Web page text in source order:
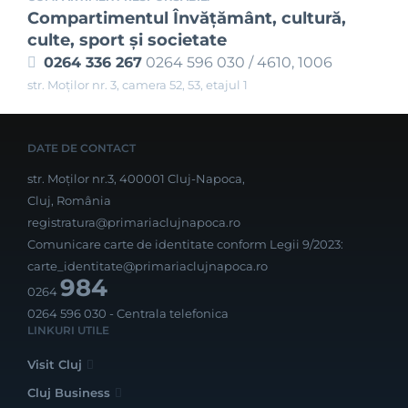
Compartimentul Învăţământ, cultură,
culte, sport şi societate
0264 336 267 0264 596 030 / 4610, 1006
str. Moților nr. 3, camera 52, 53, etajul 1
DATE DE CONTACT
str. Moților nr.3, 400001 Cluj-Napoca,
Cluj, România
registratura@primariaclujnapoca.ro
Comunicare carte de identitate conform Legii 9/2023:
carte_identitate@primariaclujnapoca.ro
0264984
0264 596 030 - Centrala telefonica
LINKURI UTILE
Visit Cluj
Cluj Business